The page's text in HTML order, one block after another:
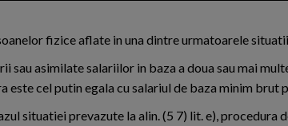
fizice aflate in una dintre urmatoarele
sau asimilate salariilor in baza a doua sau mai
cel putin egala cu salariul de baza minim brut
situatiei prevazute la alin. (5 7) lit. e), procedura